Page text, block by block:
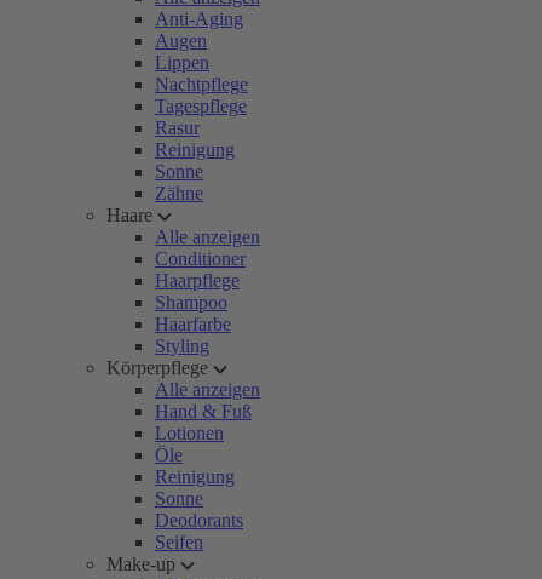
Anti-Aging
Augen
Lippen
Nachtpflege
Tagespflege
Rasur
Reinigung
Sonne
Zähne
Haare
Alle anzeigen
Conditioner
Haarpflege
Shampoo
Haarfarbe
Styling
Körperpflege
Alle anzeigen
Hand & Fuß
Lotionen
Öle
Reinigung
Sonne
Deodorants
Seifen
Make-up